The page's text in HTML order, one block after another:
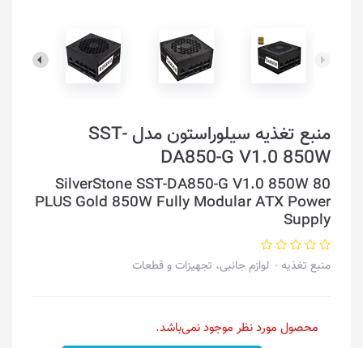
منبع تغذیه سیلوراستون مدل SST-
DA850-G V1.0 850W
SilverStone SST-DA850-G V1.0 850W 80
PLUS Gold 850W Fully Modular ATX Power
Supply
منبع تغذیه لوازم جانبی، تجهیزات و قطعات
محصول مورد نظر موجود نمی‌باشد.